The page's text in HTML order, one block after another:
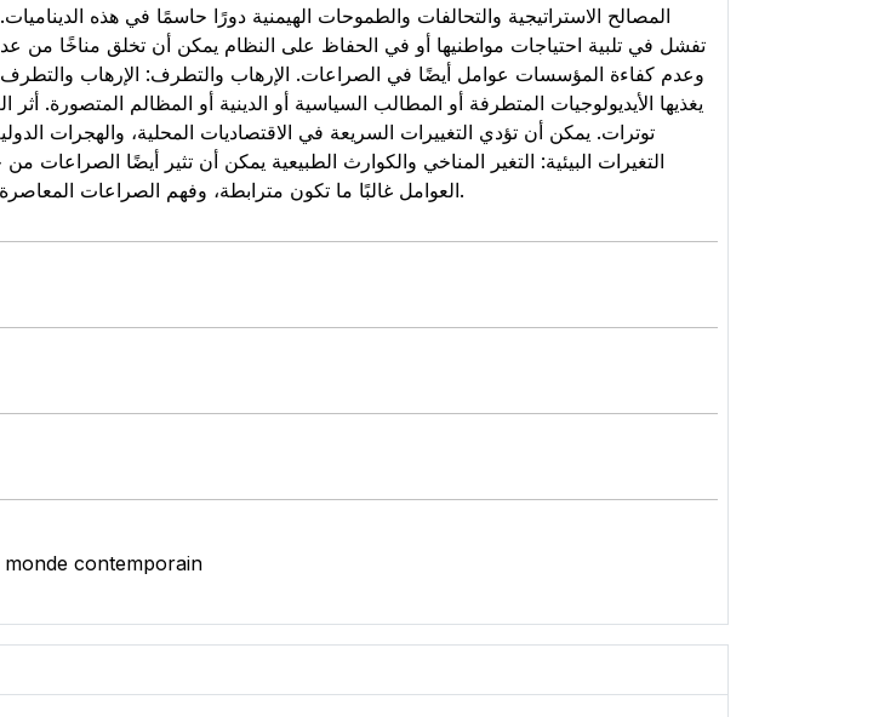
المصالح الاستراتيجية والتحالفات والطموحات الهيمنية دورًا حاسمًا في هذه
تفشل في تلبية احتياجات مواطنيها أو في الحفاظ على النظام يمكن أن تخلق مناخًا من عدم
وعدم كفاءة المؤسسات عوامل أيضًا في الصراعات. الإرهاب والتطرف: الإرهاب
يغذيها الأيديولوجيات المتطرفة أو المطالب السياسية أو الدينية أو المظالم المتصورة.
توترات. يمكن أن تؤدي التغييرات السريعة في الاقتصاديات المحلية، والهجرات
التغيرات البيئية: التغير المناخي والكوارث الطبيعية يمكن أن تثير أيضًا
العوامل غالبًا ما تكون مترابطة، وفهم الصراعات المعاصرة يتطلب تحليلًا دقيقًا لأسبابها المتعددة وتفاعلاتها المعقدة.
monde contemporain